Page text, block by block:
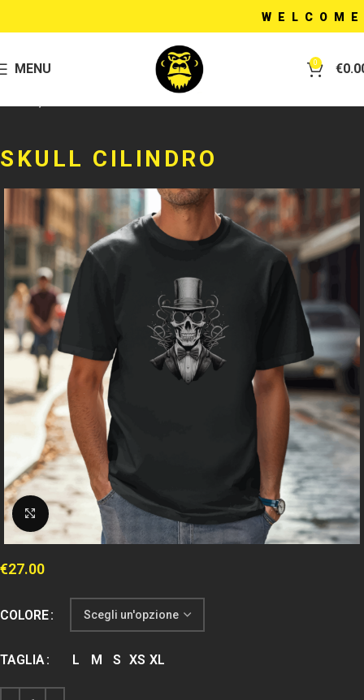
MENU 0 €
SKULL CILINDRO
Clicca per espandere
€27.00
COLORE
TAGLIA L M S XS XL
WELCOME